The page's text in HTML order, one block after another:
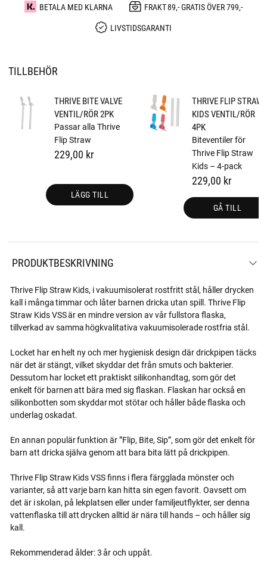
BETALA MED KLARNA
FRAKT 89,- GRATIS ÖVER 799,-
LIVSTIDSGARANTI
TILLBEHÖR
THRIVE BITE VALVE
VENTIL/RÖR 2PK
Passar alla Thrive
Flip Straw
229,00 kr
LÄGG TILL
THRIVE FLIP STRAW
KIDS VENTIL/RÖR
4PK
Biteventiler för
Thrive Flip Straw
Kids – 4-pack
229,00 kr
GÅ TILL
PRODUKTBESKRIVNING
Thrive Flip Straw Kids, i vakuumisolerat rostfritt stål, håller drycken
kall i många timmar och låter barnen dricka utan spill. Thrive Flip
Straw Kids VSS är en mindre version av vår fullstora flaska,
tillverkad av samma högkvalitativa vakuumisolerade rostfria stål.
Locket har en helt ny och mer hygienisk design där drickpipen täcks
när det är stängt, vilket skyddar det från smuts och bakterier.
Dessutom har locket ett praktiskt silikonhandtag, som gör det
enkelt för barnen att bära med sig flaskan. Flaskan har också en
silikonbotten som skyddar mot stötar och håller både flaska och
underlag oskadat.
En annan populär funktion är ”Flip, Bite, Sip”, som gör det enkelt för
barn att dricka själva genom att bara bita lätt på drickpipen.
Thrive Flip Straw Kids VSS finns i flera färgglada mönster och
varianter, så att varje barn kan hitta sin egen favorit. Oavsett om
det är i skolan, på lekplatsen eller under familjeutflykter, ser denna
vattenflaska till att drycken alltid är nära till hands – och håller sig
kall.
Rekommenderad ålder: 3 år och uppåt.